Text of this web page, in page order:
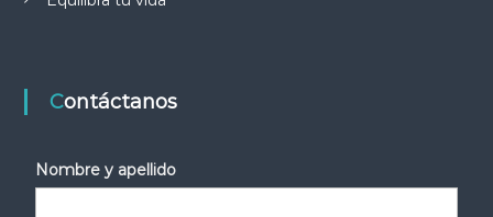
Contáctanos
Nombre y apellido